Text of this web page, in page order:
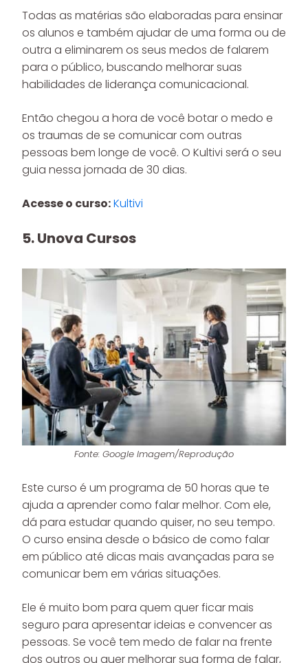
Todas as matérias são elaboradas para ensinar
os alunos e também ajudar de uma forma ou de
outra a eliminarem os seus medos de falarem
para o público, buscando melhorar suas
habilidades de liderança comunicacional.
Então chegou a hora de você botar o medo e
os traumas de se comunicar com outras
pessoas bem longe de você. O Kultivi será o seu
guia nessa jornada de 30 dias.
Acesse o curso:Kultivi
5. Unova Cursos
Fonte: Google Imagem/Reprodução
Este curso é um programa de 50 horas que te
ajuda a aprender como falar melhor. Com ele,
dá para estudar quando quiser, no seu tempo.
O curso ensina desde o básico de como falar
em público até dicas mais avançadas para se
comunicar bem em várias situações.
Ele é muito bom para quem quer ficar mais
seguro para apresentar ideias e convencer as
pessoas. Se você tem medo de falar na frente
dos outros ou quer melhorar sua forma de falar,